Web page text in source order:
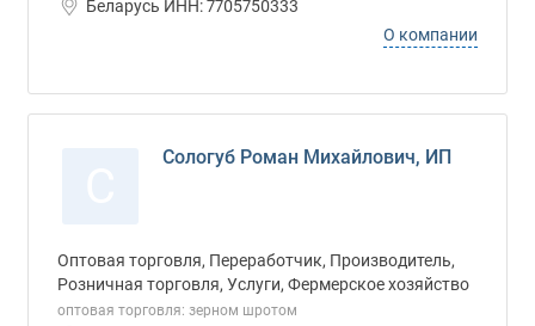
Беларусь ИНН: 7705750333
О компании
Сологуб Роман Михайлович, ИП
Оптовая торговля, Переработчик, Производитель,
Розничная торговля, Услуги, Фермерское хозяйство
оптовая торговля: зерном шротом